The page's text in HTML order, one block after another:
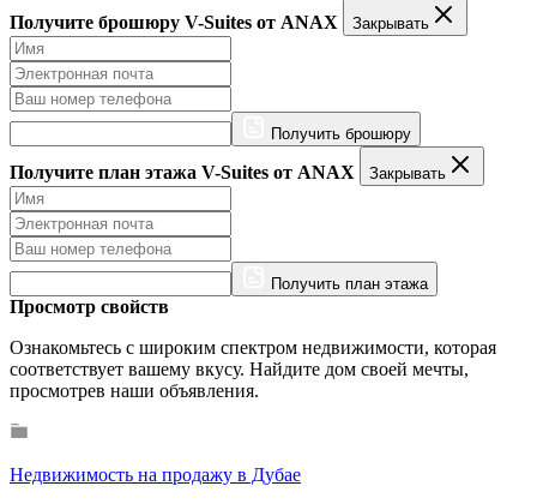
Получите брошюру V-Suites от ANAX Закрывать
Получить брошюру
Получите план этажа V-Suites от ANAX Закрывать
Получить план этажа
Просмотр свойств
Ознакомьтесь с широким спектром недвижимости, которая
соответствует вашему вкусу. Найдите дом своей мечты,
просмотрев наши объявления.
Недвижимость на продажу в Дубае